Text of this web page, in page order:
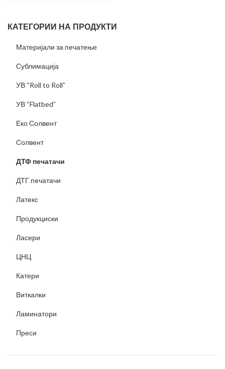
КАТЕГОРИИ НА ПРОДУКТИ
Материјали за печатење
Сублимација
УВ “Roll to Roll”
УВ “Flatbed”
Еко Солвент
Солвент
ДТФ печатачи
ДТГ печатачи
Латекс
Продукциски
Ласери
ЦНЦ
Катери
Виткалки
Ламинатори
Преси